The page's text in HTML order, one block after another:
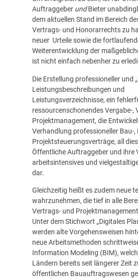
Auftraggeber undBieter
dem aktuellen Stand im Bereich
Vertrags- und Honorarrechts zu
neuer Urteile sowie die
Weiterentwicklung der
ist nicht einfach nebenher zu
Die Erstellung professioneller und
Leistungsbeschreibungen und
Leistungsverzeichnisse, ein
ressourcenschonendes Vergabe-,
Projektmanagement, die
Verhandlung professioneller Bau-,
Projektsteuerungsverträge, all
Öffentliche Auftraggeber und ihre
arbeitsintensives und
dar.
Gleichzeitig heißt es zudem neue
wahrzunehmen, die tief in alle
Vertrags- und
Unter dem Stichwort „Digitales
werden alte Vorgehensweisen
neue Arbeitsmethoden
Information Modeling (BIM),
Ländern bereits seit längerer Zeit
öffentlichen Bauauftragswesen